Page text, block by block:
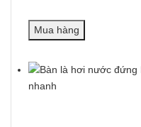
Mua hàng
nhanh